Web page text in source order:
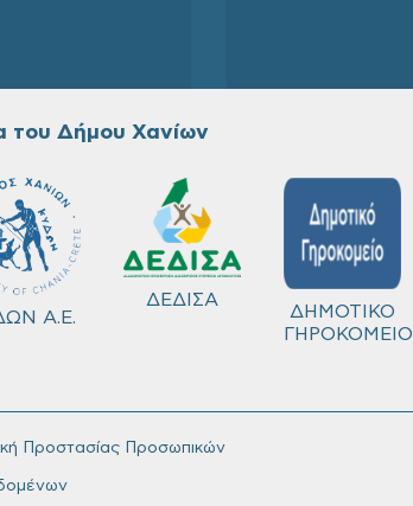
του Δήμου Χανίων
Α.Ε.
ΔΕΔΙΣΑ
ΔΗΜΟΤΙΚΟ
ΓΗΡΟΚΟΜΕΙΟ
Προστασίας Προσωπικών